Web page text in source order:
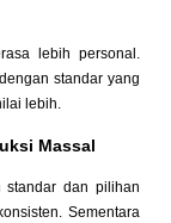
lebih personal.
standar yang
lebih.
Massal
standar dan pilihan
Sementara